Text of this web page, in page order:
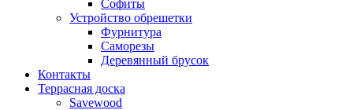
Софиты
Устройство обрешетки
Фурнитура
Саморезы
Деревянный брусок
Контакты
Террасная доска
Savewood